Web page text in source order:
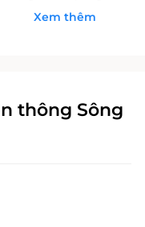
về sau giữa khách
thay đổi điều khoản
Xem thêm
thông Sông